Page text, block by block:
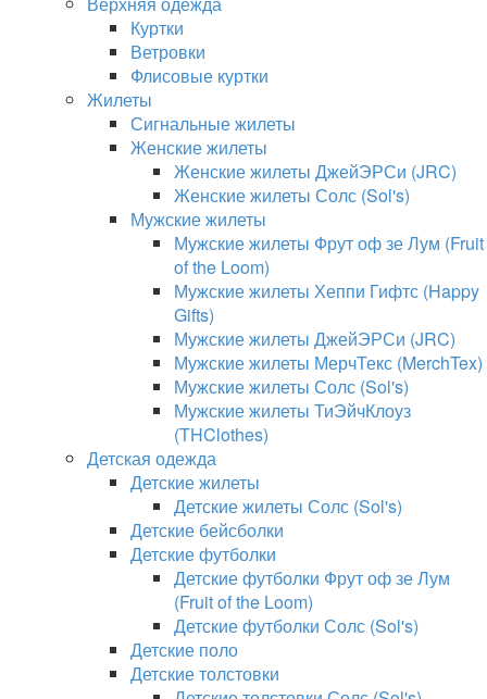
Куртки
Ветровки
Флисовые куртки
Жилеты
Сигнальные жилеты
Женские жилеты
Женские жилеты ДжейЭРСи (JRC)
Женские жилеты Солс (Sol's)
Мужские жилеты
Мужские жилеты Фрут оф зе Лум (Fruit
of the Loom)
Мужские жилеты Хеппи Гифтс (Happy
Gifts)
Мужские жилеты ДжейЭРСи (JRC)
Мужские жилеты МерчТекс (MerchTex)
Мужские жилеты Солс (Sol's)
Мужские жилеты ТиЭйчКлоуз
(THClothes)
Детская одежда
Детские жилеты
Детские жилеты Солс (Sol's)
Детские бейсболки
Детские футболки
Детские футболки Фрут оф зе Лум
(Fruit of the Loom)
Детские футболки Солс (Sol's)
Детские поло
Детские толстовки